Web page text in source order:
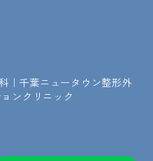
｜千葉ニュータウン整形外
ンクリニック